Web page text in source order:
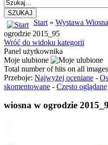
SZUKAJ
Start » Wystawa
ogrodzie 2015_95
Wróć do widoku kategorii
Panel użytkownika
Moje ulubione
Total number of hits on all
Przeboje: Najwyżej oceniane -
skomentowane - Często oglądane
wiosna w ogrodzie